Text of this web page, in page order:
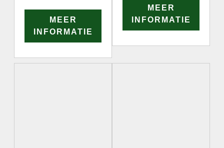
MEER
INFORMATIE
MEER
INFORMATIE